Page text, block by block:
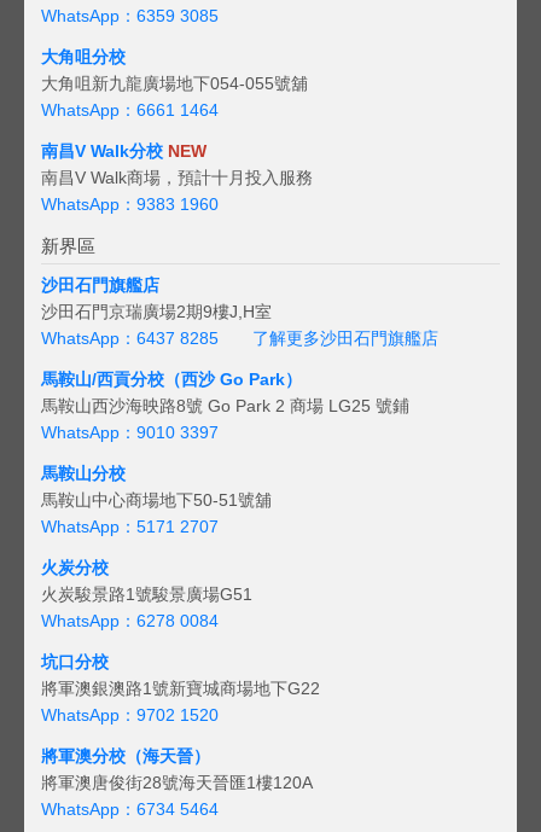
WhatsApp：6359 3085
大角咀分校
大角咀新九龍廣場地下054-055號舖
WhatsApp：6661 1464
南昌V Walk分校 NEW
南昌V Walk商場，預計十月投入服務
WhatsApp：9383 1960
新界區
沙田石門旗艦店
沙田石門京瑞廣場2期9樓J,H室
WhatsApp：6437 8285
了解更多沙田石門旗艦店
馬鞍山/西貢分校（西沙 Go Park）
馬鞍山西沙海映路8號 Go Park 2 商場 LG25 號鋪
WhatsApp：9010 3397
馬鞍山分校
馬鞍山中心商場地下50-51號舖
WhatsApp：5171 2707
火炭分校
火炭駿景路1號駿景廣場G51
WhatsApp：6278 0084
坑口分校
將軍澳銀澳路1號新寶城商場地下G22
WhatsApp：9702 1520
將軍澳分校（海天晉）
將軍澳唐俊街28號海天晉匯1樓120A
WhatsApp：6734 5464